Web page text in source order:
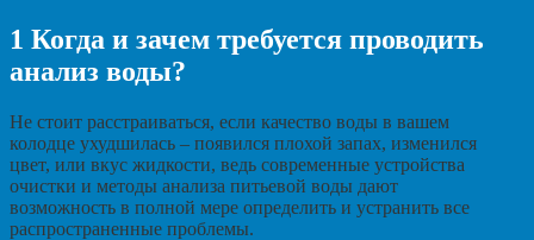
1 Когда и зачем требуется проводить
анализ воды?
Не стоит расстраиваться, если качество воды в вашем
колодце ухудшилась – появился плохой запах, изменился
цвет, или вкус жидкости, ведь современные устройства
очистки и методы анализа питьевой воды дают
возможность в полной мере определить и устранить все
распространенные проблемы.